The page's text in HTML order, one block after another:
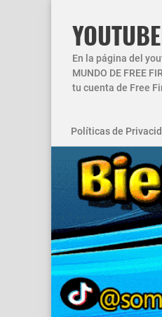
En la página del
MUNDO DE FREE
tu cuenta de Free
Políticas de